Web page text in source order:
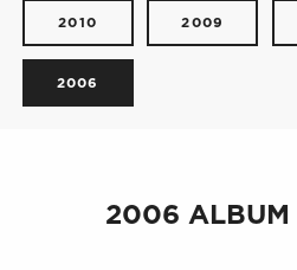
2010 2009
2006
2006 ALBUM